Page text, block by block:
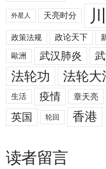
外星人 天亮时分
政策法规 政论天下
歐洲 武汉肺炎
法轮功 法轮大
生活 疫情 章天亮
英国 轮回 香港
读者留言